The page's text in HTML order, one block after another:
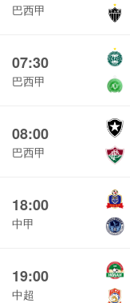
巴西甲
07:30
巴西甲
08:00
巴西甲
18:00
中甲
19:00
中超